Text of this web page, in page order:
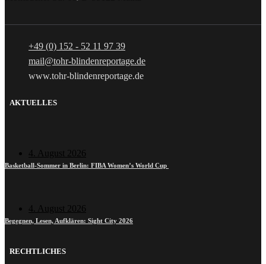
+49 (0) 152 - 52 11 97 39
mail@tohr-blindenreportage.de
www.tohr-blindenreportage.de
AKTUELLES
4. August 2026
Basketball-Sommer in Berlin: FIBA Women’s World Cup
4. August 2026
Begegnen, Lesen, Aufklären: Sight City 2026
RECHTLICHES